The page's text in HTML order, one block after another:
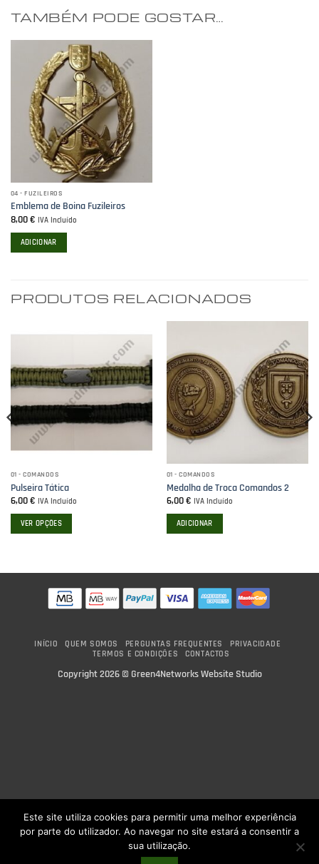
TAMBÉM PODE GOSTAR…
04 - FUZILEIROS
Emblema de Boina Fuzileiros
8,00€ IVA Incluído
ADICIONAR
PRODUTOS RELACIONADOS
01 - COMANDOS
Pulseira Tática
6,00€ IVA Incluído
VER OPÇÕES
has
01 - COMANDOS
Medalha de Troca Comandos 2
6,00€ IVA Incluído
ADICIONAR
INÍCIO QUEM SOMOS PERGUNTAS FREQUENTES
PRIVACIDADE
TERMOS E CONDIÇÕES
CONTACTOS
Copyright 2026 © Green4Networks Website Studio
Este site utiliza cookies para permitir uma melhor experiência
por parte do utilizador. Ao navegar no site estará a consentir a
sua utilização.